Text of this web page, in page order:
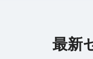
最新